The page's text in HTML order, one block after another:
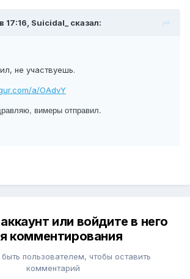
17:16, Suicidal_ сказал:
не участвуешь.
a/OAdvY
вимеры отправил.
или войдите в него
комментирования
пользователем, чтобы оставить
комментарий